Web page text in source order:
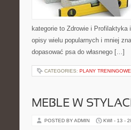
kategorie to Zdrowie i
opisy wielu popularnych i mniej
dopasować psa do własnego […]
CATEGORIES: PLANY TRENINGOWE
MEBLE W
POSTED BY ADMIN KWI - 13 -